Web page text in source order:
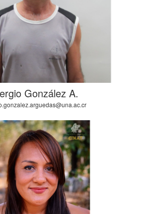
González A.